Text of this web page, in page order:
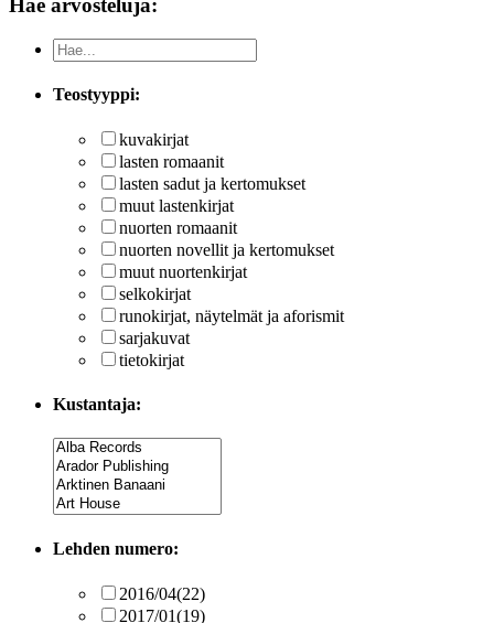
Hae arvosteluja:
Teostyyppi:
kuvakirjat
lasten romaanit
lasten sadut ja kertomukset
muut lastenkirjat
nuorten romaanit
nuorten novellit ja kertomukset
muut nuortenkirjat
selkokirjat
runokirjat, näytelmät ja aforismit
sarjakuvat
tietokirjat
Kustantaja:
Lehden numero:
2016/04(22)
2017/01(19)